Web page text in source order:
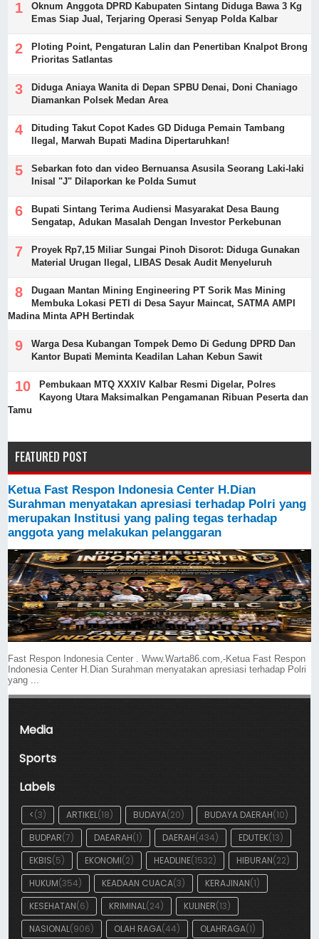
Oknum Anggota DPRD Kabupaten Sintang Diduga Bawa 3 Kg
Emas Siap Jual, Terjaring Operasi Senyap Polda Kalbar
Ploting Point, Pengaturan Lalin dan Penertiban Knalpot Brong
Prioritas Satlantas
Diduga Aniaya Wanita di Depan SPBU Denai, Doni Chaniago
Diamankan Polsek Medan Area
Dituding Takut Copot Kades GD Diduga Pemain Tambang
Ilegal, Marwah Bupati Madina Dipertaruhkan!
Sebarkan foto dan video Bernuansa Asusila Seorang Laki-laki
Inisal "J" Dilaporkan ke Polda Sumut
Bupati Sintang Terima Audiensi Masyarakat Desa Baung
Sengatap, Adukan Masalah Dengan Investor Perkebunan
Proyek Rp7,15 Miliar Sungai Pinoh Disorot: Diduga Gunakan
Material Urugan Ilegal, LIBAS Desak Audit Menyeluruh
Dugaan Mantan Mining Engineering PT Sorik Mas Mining
Membuka Lokasi PETI di Desa Sayur Maincat, SATMA AMPI
Madina Minta APH Bertindak
Warga Desa Kubangan Tompek Demo Di Gedung DPRD Dan
Kantor Bupati Meminta Keadilan Lahan Kebun Sawit
Pembukaan MTQ XXXIV Kalbar Resmi Digelar, Polres
Kayong Utara Maksimalkan Pengamanan Ribuan Peserta dan
Tamu
FEATURED POST
Ketua Fast Respon Indonesia Center H.Dian
Surahman menyatakan apresiasi terhadap Polri yang
merupakan Institusi yang paling tegas terhadap
anggota yang melakukan pelanggaran
Fast Respon Indonesia Center . Www.Warta86.com,-Ketua Fast Respon
Indonesia Center H.Dian Surahman menyatakan apresiasi terhadap Polri
yang ...
Media
Sports
Labels
<(3) ARTIKEL(18) BUDAYA(20) BUDAYA DAERAH(10)
BUDPAR(7) DAEARAH(1) DAERAH(434) EDUTEK(13)
EKBIS(5) EKONOMI(2) HEADLINE(1532) HIBURAN(22)
HUKUM(354) KEADAAN CUACA(3) KERAJINAN(1)
KESEHATAN(6) KRIMINAL(24) KULINER(13)
NASIONAL(906) OLAH RAGA(44) OLAHRAGA(1)